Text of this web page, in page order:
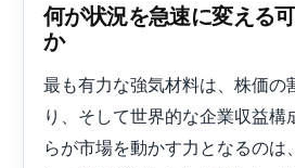
何が状況を急速に変える
か
最も有力な強気材料は、株価の
り、そして世界的な企業収益構
らが市場を動かす力となるのは